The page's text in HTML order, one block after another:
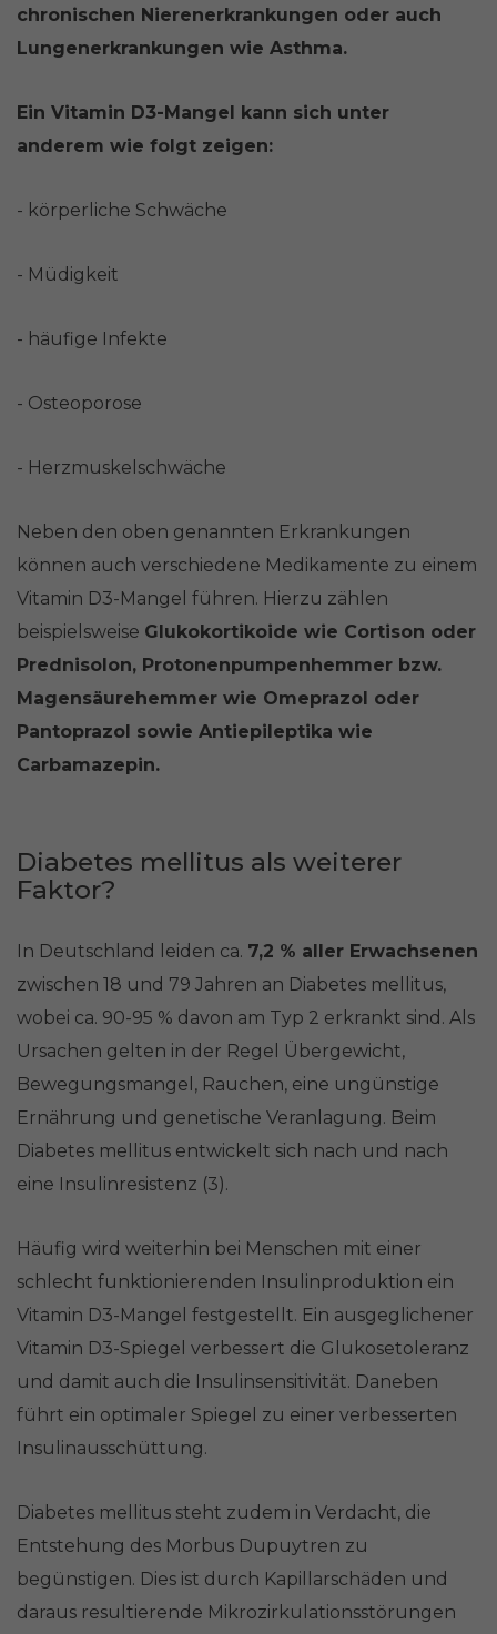
chronischen Nierenerkrankungen oder auch
Lungenerkrankungen wie Asthma.
Ein Vitamin D3-Mangel kann sich unter
anderem wie folgt zeigen:
- körperliche Schwäche
- Müdigkeit
- häufige Infekte
- Osteoporose
- Herzmuskelschwäche
Neben den oben genannten Erkrankungen
können auch verschiedene Medikamente zu einem
Vitamin D3-Mangel führen. Hierzu zählen
beispielsweise Glukokortikoide wie Cortison oder
Prednisolon, Protonenpumpenhemmer bzw.
Magensäurehemmer wie Omeprazol oder
Pantoprazol sowie Antiepileptika wie
Carbamazepin.
Diabetes mellitus als weiterer
Faktor?
In Deutschland leiden ca. 7,2 % aller Erwachsenen
zwischen 18 und 79 Jahren an Diabetes mellitus,
wobei ca. 90-95 % davon am Typ 2 erkrankt sind. Als
Ursachen gelten in der Regel Übergewicht,
Bewegungsmangel, Rauchen, eine ungünstige
Ernährung und genetische Veranlagung. Beim
Diabetes mellitus entwickelt sich nach und nach
eine Insulinresistenz (3).
Häufig wird weiterhin bei Menschen mit einer
schlecht funktionierenden Insulinproduktion ein
Vitamin D3-Mangel festgestellt. Ein ausgeglichener
Vitamin D3-Spiegel verbessert die Glukosetoleranz
und damit auch die Insulinsensitivität. Daneben
führt ein optimaler Spiegel zu einer verbesserten
Insulinausschüttung.
Diabetes mellitus steht zudem in Verdacht, die
Entstehung des Morbus Dupuytren zu
begünstigen. Dies ist durch Kapillarschäden und
daraus resultierende Mikrozirkulationsstörungen